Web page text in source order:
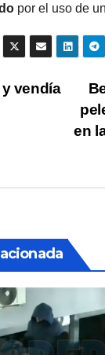
por el uso de
en
vendía